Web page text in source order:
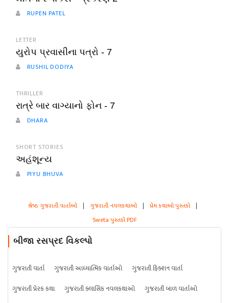
RUPEN PATEL
LETTER
યુરોપ પ્રવાસીના પત્રો - 7
RUSHIL DODIYA
THRILLER
રાત્રે બાર વાગ્યાનો ફોન - 7
DHARA
SHORT STORIES
અહંશૂન્ય
PIYU BHUVA
શ્રેષ્ઠ ગુજરાતી વાર્તાઓ | ગુજરાતી નવલકથાઓ | પ્રેમ કથાઓ પુસ્તકો |
Sweta પુસ્તકો PDF
બીજા રસપ્રદ વિકલ્પો
ગુજરાતી વાર્તા ગુજરાતી આધ્યાત્મિક વાર્તાઓ
ગુજરાતી ફિક્શન વાર્તા
ગુજરાતી પ્રેરક કથા
ગુજરાતી ક્લાસિક નવલકથાઓ
ગુજરાતી બાળ વાર્તાઓ